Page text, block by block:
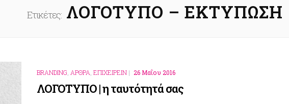
Ετικέτες:ΛΟΓΌΤΥΠΟ – ΕΚΤΎΠΩΣΗ
BRANDING ΑΡΘΡΑ ,ΕΠΙΧΕΙΡΕΙΝ | 26 Μαΐου 2016
ΛΟΓΟΤΥΠΟ | η ταυτότητά σας